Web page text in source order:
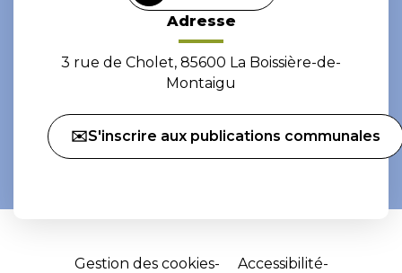
Adresse
3 rue de Cholet, 85600 La Boissière-de-
Montaigu
✉️S'inscrire aux publications communales
Gestion des cookies
Accessibilité